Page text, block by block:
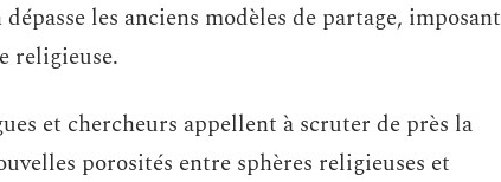
les anciens modèles de partage, imposant
religieuse.
et chercheurs appellent à scruter de près la
porosités entre sphères religieuses et